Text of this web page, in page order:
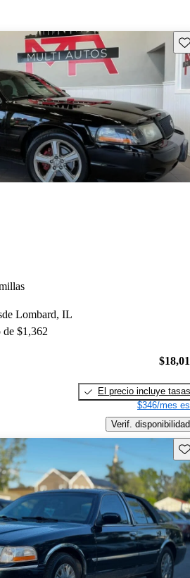
Lombard, IL
$1,362
El precio incluye tasas
$346/mes
Verif. disponibilidad